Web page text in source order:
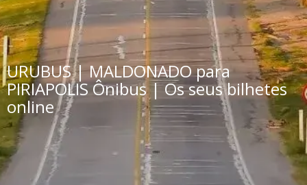
URUBUS | MALDONADO para
PIRIAPOLIS Ônibus | Os seus bilhetes
online